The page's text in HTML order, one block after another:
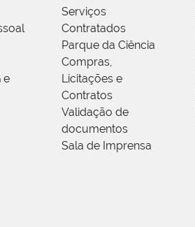
e
Serviços
Contratados
Parque da Ciência
Compras,
Licitações e
Contratos
Validação de
documentos
Sala de Imprensa